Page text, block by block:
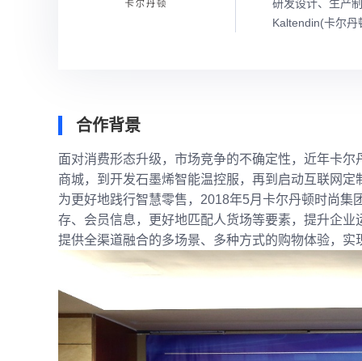
研发设计、生产
Kaltendin(卡尔
合作背景
面对消费形态升级，市场竞争的不确定性，近年卡
商城，到开发石墨烯智能温控服，再到启动互联网定
为更好地践行智慧零售，2018年5月卡尔丹顿时尚
存、会员信息，更好地匹配人货场等要素，提升企
提供全渠道融合的多场景、多种方式的购物体验，实